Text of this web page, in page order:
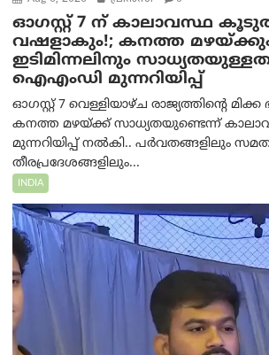
ഓഗസ്റ്റ് 7 ന് കാലാവസ്ഥ
വഷളാകും!; കനത്ത
ഇടിമിന്നലിനും
ഐഎംഡി മുന്നറിയിപ്പ്
ഓഗസ്റ്റ് 7 വെള്ളിയാഴ്ച രാജ്യത്തിന്റെ മിക്ക
കനത്ത മഴയ്ക്ക് സാധ്യതയുണ്ടെന്ന്
മുന്നറിയിപ്പ് നൽകി.. പർവതങ്ങളിലും
തീരപ്രദേശങ്ങളിലും...
INDIA